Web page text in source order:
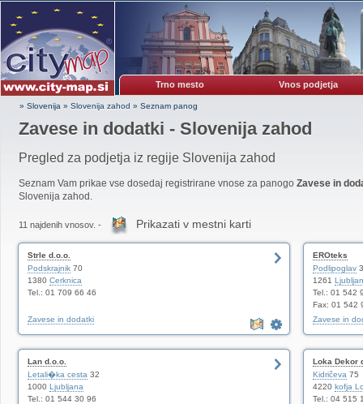
Trno mesto Vnos podjetja
» Slovenija » Slovenija zahod » Seznam panog
Zavese in dodatki - Slovenija zahod
Pregled za podjetja iz regije Slovenija zahod
Seznam Vam prikae vse dosedaj registrirane vnose za panogo Zavese in
Slovenija zahod.
11 najdenih vnosov. - Prikazati v mestni karti
Strle d.o.o.
Podskrajnik 70
1380 Cerknica
Tel.: 01 709 66 46
Zavese in dodatki
EROteks
Podlipoglav
1261
Tel.: 01 542
Fax: 01 542
Zavese in
Lan d.o.o.
Letali�ka cesta 32
1000 Ljubljana
Tel.: 01 544 30 96
Loka Dekor
Kidričeva 75
4220 kofja
Tel.: 04 515